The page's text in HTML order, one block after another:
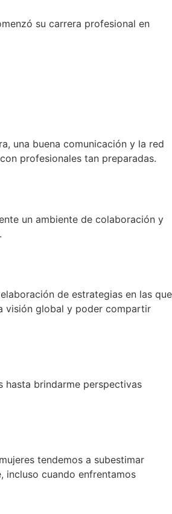
su carrera profesional en
una buena comunicación y la red
profesionales tan preparadas.
un ambiente de colaboración y
de estrategias en las que
visión global y poder compartir
hasta brindarme perspectivas
tendemos a subestimar
incluso cuando enfrentamos